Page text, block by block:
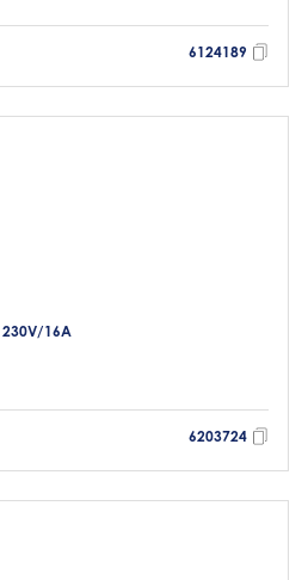
6124189
230V/16A
6203724